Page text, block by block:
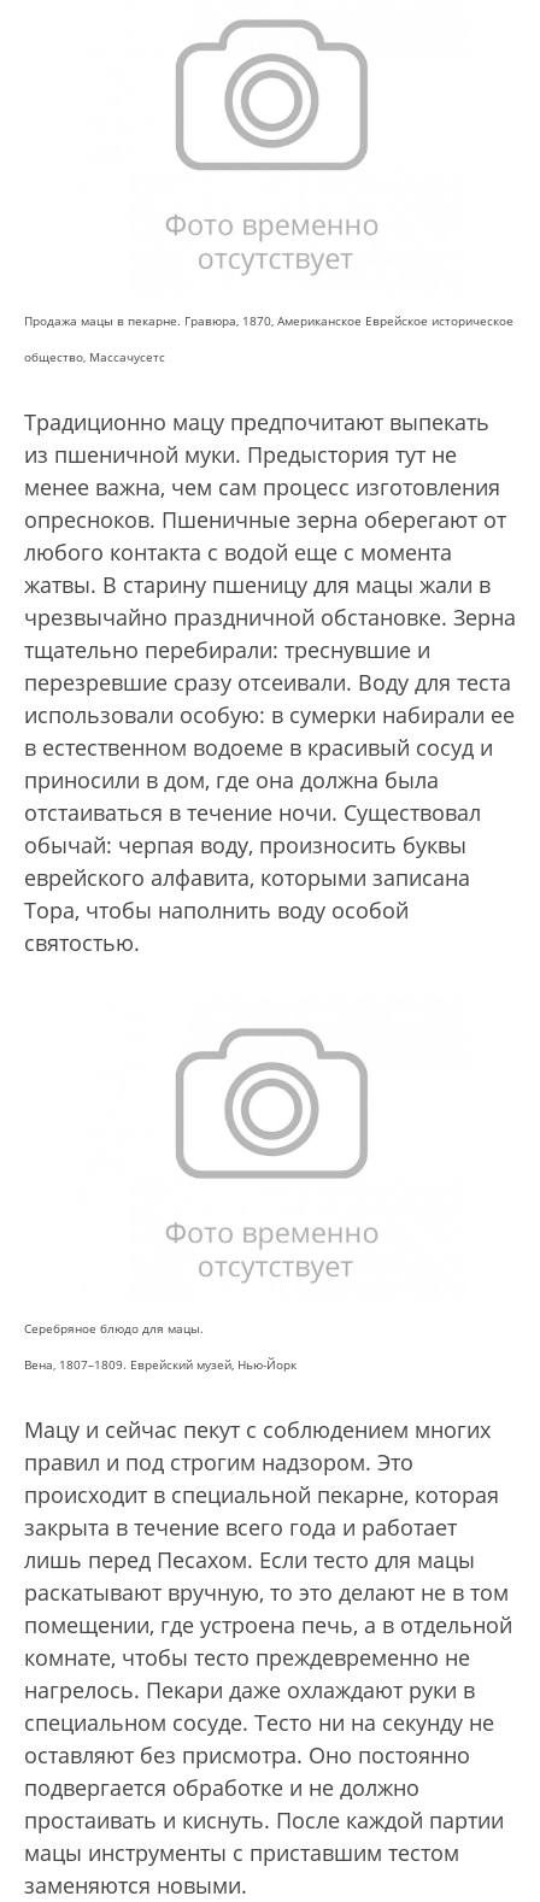
Продажа мацы в пекарне. Гравюра, 1870, Американское Еврейское историческое
общество, Массачусетс
Традиционно мацу предпочитают выпекать
из пшеничной муки. Предыстория тут не
менее важна, чем сам процесс изготовления
опресноков. Пшеничные зерна оберегают от
любого контакта с водой еще с момента
жатвы. В старину пшеницу для мацы жали в
чрезвычайно праздничной обстановке. Зерна
тщательно перебирали: треснувшие и
перезревшие сразу отсеивали. Воду для теста
использовали особую: в сумерки набирали ее
в естественном водоеме в красивый сосуд и
приносили в дом, где она должна была
отстаиваться в течение ночи. Существовал
обычай: черпая воду, произносить буквы
еврейского алфавита, которыми записана
Тора, чтобы наполнить воду особой
святостью.
Серебряное блюдо для мацы.
Вена, 1807–1809. Еврейский музей, Нью-Йорк
Мацу и сейчас пекут с соблюдением многих
правил и под строгим надзором. Это
происходит в специальной пекарне, которая
закрыта в течение всего года и работает
лишь перед Песахом. Если тесто для мацы
раскатывают вручную, то это делают не в том
помещении, где устроена печь, а в отдельной
комнате, чтобы тесто преждевременно не
нагрелось. Пекари даже охлаждают руки в
специальном сосуде. Тесто ни на секунду не
оставляют без присмотра. Оно постоянно
подвергается обработке и не должно
простаивать и киснуть. После каждой партии
мацы инструменты с приставшим тестом
заменяются новыми.